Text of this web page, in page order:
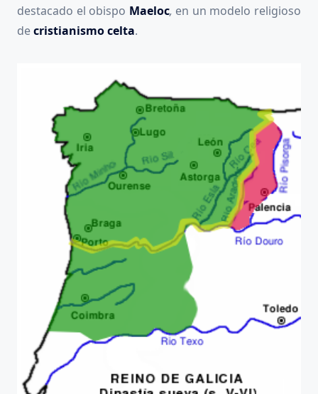
destacado el obispo Maeloc, en un modelo religioso
decristianismo celta.